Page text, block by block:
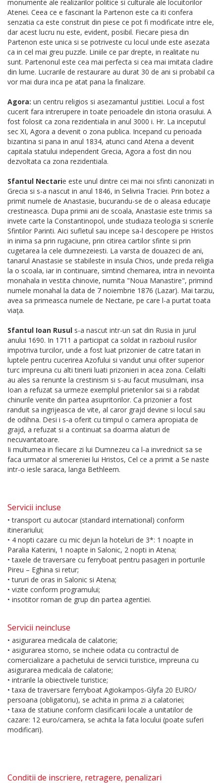
monumente ale realizarilor politice si culturale ale locuitorilor
Atenei. Ceea ce e fascinant la Partenon este ca iti confera
senzatia ca este construit din piese ce pot fi modificate intre ele,
dar acest lucru nu este, evident, posibil. Fiecare piesa din
Partenon este unica si se potriveste cu locul unde este asezata
ca in cel mai greu puzzle. Liniile ce par drepte, in realitate nu
sunt. Partenonul este cea mai perfecta si cea mai imitata cladire
din lume. Lucrarile de restaurare au durat 30 de ani si probabil ca
vor mai dura inca pe atat pana la finalizare.
Agora: un centru religios si asezamantul justitiei. Locul a fost
cucerit fara intrerupere in toate perioadele din istoria orasului. A
fost folosit ca zona rezidentiala in anul 3000 i. Hr. La inceputul
sec XI, Agora a devenit o zona publica. Incepand cu perioada
bizantina si pana in anul 1834, atunci cand Atena a devenit
capitala statului independent Grecia, Agora a fost din nou
dezvoltata ca zona rezidentiala.
Sfantul Nectarie este unul dintre cei mai noi sfinti canonizati in
Grecia si s-a nascut in anul 1846, in Selivria Traciei. Prin botez a
primit numele de Anastasie, bucurandu-se de o aleasa educaţie
crestineasca. Dupa primii ani de scoala, Anastasie este trimis sa
invete carte la Constantinopol, unde studiaza teologia si scrierile
Sfintilor Parinti. Aici sufletul sau incepe sa-l descopere pe Hristos
in inima sa prin rugaciune, prin citirea cartilor sfinte si prin
cugetarea la cele dumnezeiesti. La varsta de douazeci de ani,
tanarul Anastasie se stabileste in insula Chios, unde preda religia
la o scoala, iar in continuare, simtind chemarea, intra in nevointa
monahala in vestita chinovie, numita "Noua Manastire", primind
numele monahal la data de 7 noiembrie 1876 (Lazar). Mai tarziu,
avea sa primeasca numele de Nectarie, pe care l-a purtat toata
viaţa.
Sfantul Ioan Rusul s-a nascut intr-un sat din Rusia in jurul
anului 1690. In 1711 a participat ca soldat in razboiul rusilor
impotriva turcilor, unde a fost luat prizonier de catre tatari in
luptele pentru cucerirea Azofului si vandut unui ofiter superior
turc impreuna cu alti tinerii luati prizonieri in acea zona. Ceilalti
au ales sa renunte la crestinism si s-au facut musulmani, insa
Ioan a refuzat sa urmeze exemplul prietenilor sai si a rabdat
chinurile venite din partea asupritorilor. Ca prizonier a fost
randuit sa ingrijeasca de vite, al caror grajd devine si locul sau
de odihna. Desi i s-a oferit cu timpul o camera apropiata de
grajd, a refuzat si a continuat sa doarma alaturi de
necuvantatoare.
Ii multumea in fiecare zi lui Dumnezeu ca l-a invrednicit sa se
faca urmator al smereniei lui Hristos, Cel ce a primit a Se naste
intr-o iesle saraca, langa Bethleem.
Servicii incluse
• transport cu autocar (standard international) conform
itinerariului;
• 4 nopti cazare cu mic dejun la hoteluri de 3*: 1 noapte in
Paralia Katerini, 1 noapte in Salonic, 2 nopti in Atena;
• taxele de traversare cu ferryboat pentru pasageri in porturile
Pireu – Eghina si retur;
• tururi de oras in Salonic si Atena;
• vizite conform programului;
• insotitor roman de grup din partea agentiei.
Servicii neincluse
• asigurarea medicala de calatorie;
• asigurarea storno, se incheie odata cu contractul de
comercializare a pachetului de servicii turistice, impreuna cu
asigurarea medicala de calatorie;
• intrarile la obiectivele turistice;
• taxa de traversare ferryboat Agiokampos-Glyfa 20 EURO/
persoana (obligatoriu), se achita in prima zi a calatoriei;
• taxa de statiune conform clasificarii locale a unitatilor de
cazare: 12 euro/camera, se achita la fata locului (poate suferi
modificari).
Conditii de inscriere, retragere, penalizari